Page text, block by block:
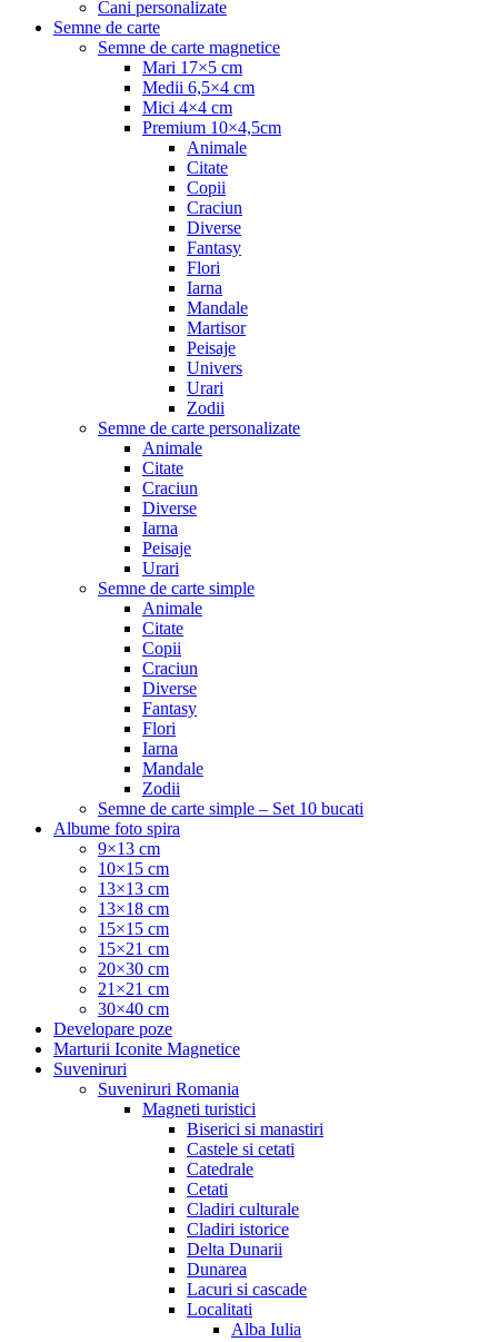
Cani personalizate
Semne de carte
Semne de carte magnetice
Mari 17×5 cm
Medii 6,5×4 cm
Mici 4×4 cm
Premium 10×4,5cm
Animale
Citate
Copii
Craciun
Diverse
Fantasy
Flori
Iarna
Mandale
Martisor
Peisaje
Univers
Urari
Zodii
Semne de carte personalizate
Animale
Citate
Craciun
Diverse
Iarna
Peisaje
Urari
Semne de carte simple
Animale
Citate
Copii
Craciun
Diverse
Fantasy
Flori
Iarna
Mandale
Zodii
Semne de carte simple – Set 10 bucati
Albume foto spira
9×13 cm
10×15 cm
13×13 cm
13×18 cm
15×15 cm
15×21 cm
20×30 cm
21×21 cm
30×40 cm
Developare poze
Marturii Iconite Magnetice
Suveniruri
Suveniruri Romania
Magneti turistici
Biserici si manastiri
Castele si cetati
Catedrale
Cetati
Cladiri culturale
Cladiri istorice
Delta Dunarii
Dunarea
Lacuri si cascade
Localitati
Alba Iulia